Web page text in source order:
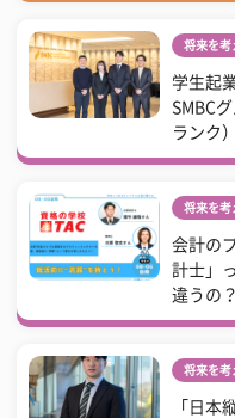
将来を考
学生起
SMBC
ランク）
将来を考
会計の
計士」
違うの
将来を考
「日本